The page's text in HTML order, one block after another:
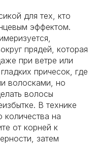
для тех, кто
эффектом.
прядей, которая
при ветре или
причесок, где
волосками, но
волосы
В технике
количества на
от корней к
затем